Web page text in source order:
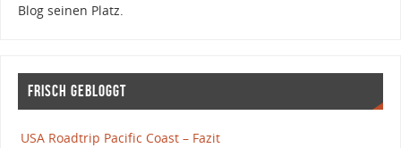
Blog seinen Platz.
Frisch gebloggt
USA Roadtrip Pacific Coast – Fazit